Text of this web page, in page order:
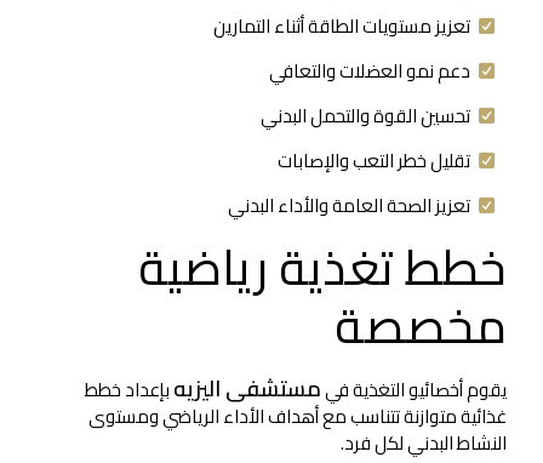
تعزيز مستويات الطاقة أثناء التمارين
دعم نمو العضلات والتعافي
تحسين القوة والتحمل البدني
تقليل خطر التعب والإصابات
تعزيز الصحة العامة والأداء البدني
خطط تغذية رياضية
مخصصة
يقوم أخصائيو التغذية فيمستشفى اليزيهبإعداد خطط
غذائية متوازنة تتناسب مع أهداف الأداء الرياضي ومستوى
النشاط البدني لكل فرد.